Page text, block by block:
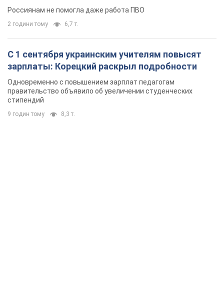
Россиянам не помогла даже работа ПВО
2 години тому 6,7 т.
С 1 сентября украинским учителям повысят
зарплаты: Корецкий раскрыл подробности
Одновременно с повышением зарплат педагогам
правительство объявило об увеличении студенческих
стипендий
9 годин тому 8,3 т.